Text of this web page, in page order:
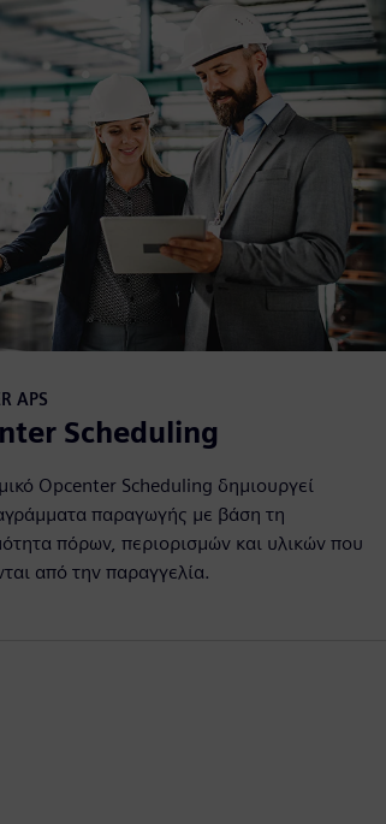
APS
Scheduling
Opcenter Scheduling δημιουργεί
παραγωγής με βάση τη
πόρων, περιορισμών και υλικών που
από την παραγγελία.